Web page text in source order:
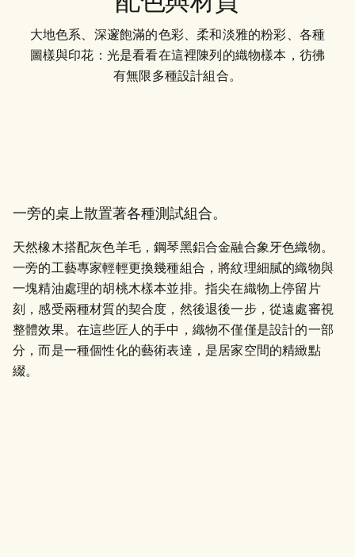
大地色系、深邃飽滿的色彩、柔和淡雅的粉彩、各種
圖樣與印花：光是看看在這裡陳列的織物樣本，彷彿
有無限多種設計組合。
一旁的桌上散置著各種測試組合。
天然橡木搭配灰色羊毛，鋼琴黑鋁合金融合象牙色織物。
一旁的工藝專家輕輕更換幾種組合，將紋理細膩的織物與
一塊精油處理的胡桃木樣本並排。指尖在織物上停留片
刻，感受兩種材質的契合度，然後退後一步，從遠處審視
整體效果。在這些匠人的手中，織物不僅僅是設計的一部
分，而是一種個性化的藝術表達，是居家空間的精緻點
綴。